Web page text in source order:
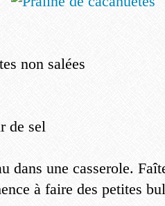
non salées
de sel
dans une casserole.
à faire des petites